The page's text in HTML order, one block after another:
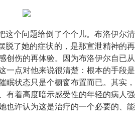
这个问题给倒了个个儿。布洛伊尔清
脱了她的症状的，是那宣泄精神的再
创伤的再体验。因为布洛伊尔自已从
一点对他来说很清楚：根本的手段是
眠状态只是个橱窗布置而已。其实，
有着高度暗示感受性的年轻的病人强
也许认为这是治疗的一个必要的、能